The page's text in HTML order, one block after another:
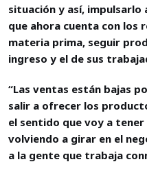
situación y así, impulsarlo
que ahora cuenta con los
materia prima, seguir
ingreso y el de sus
“Las ventas están bajas
salir a ofrecer los
el sentido que voy a
volviendo a girar en el
a la gente que trabaja